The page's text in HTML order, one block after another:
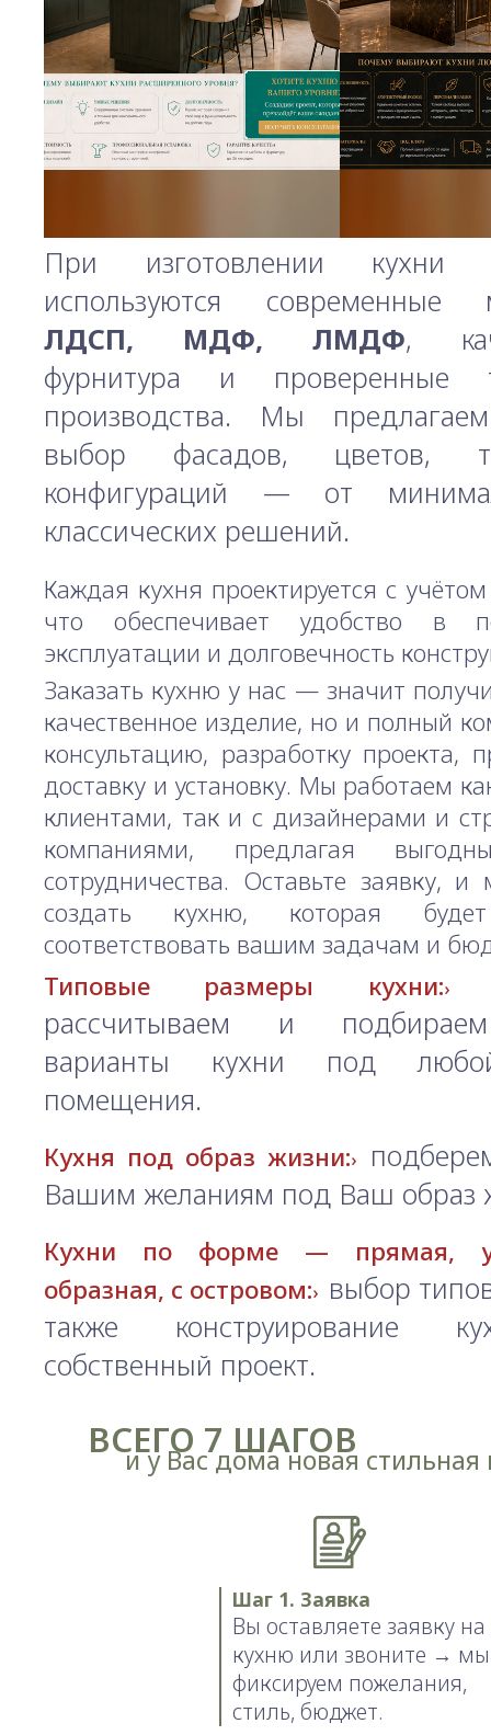
При изготовлении кухни
используются современные
ЛДСП, МДФ, ЛМДФ,
фурнитура и проверенные
производства. Мы
выбор фасадов, цветов,
конфигураций — от
классических решений.
Каждая кухня проектируется с
что обеспечивает удобство в
эксплуатации и долговечность
Заказать кухню у нас — значит
качественное изделие, но и полный
консультацию, разработку проекта,
доставку и установку. Мы работаем
клиентами, так и с дизайнерами и
компаниями, предлагая
сотрудничества. Оставьте заявку,
создать кухню, которая
соответствовать вашим задачам и
Типовые размеры кухни:
рассчитываем и
варианты кухни под
помещения.
Кухня под образ жизни:
Вашим желаниям под Ваш образ
Кухни по форме — прямая,
образная, с островом: выбор
также конструирование
собственный проект.
ВСЕГО 7 ШАГОВ
и у Вас дома новая стильная
Шаг 1. Заявка
Вы оставляете заявку на
кухню или звоните → мы
фиксируем пожелания,
стиль, бюджет.